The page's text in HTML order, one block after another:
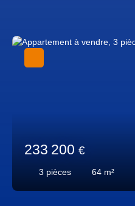
233 200 €
3 pièces 64 m²